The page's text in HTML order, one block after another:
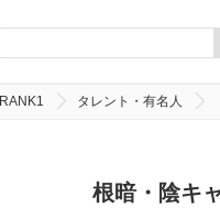
RANK1 タレント・有名人
根暗・陰キ